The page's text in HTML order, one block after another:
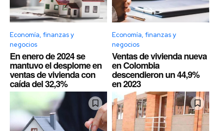
Economía, finanzas y
negocios
En enero de 2024 se
mantuvo el desplome en
ventas de vivienda con
caída del 32,3%
Economía, finanzas y
negocios
Ventas de vivienda nueva
en Colombia
descendieron un 44,9%
en 2023